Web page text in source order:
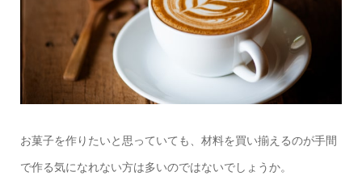
お菓子を作りたいと思っていても、材料を買い揃えるのが手間
で作る気になれない方は多いのではないでしょうか。